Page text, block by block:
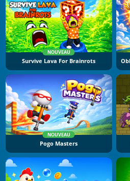
NOUVEAU
Survive Lava For Brainrots
NOUVEAU
Pogo Masters